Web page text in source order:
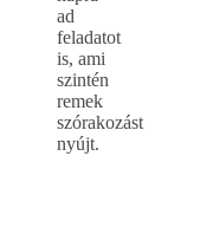
ad
feladatot
is, ami
szintén
remek
szórakozást
nyújt.